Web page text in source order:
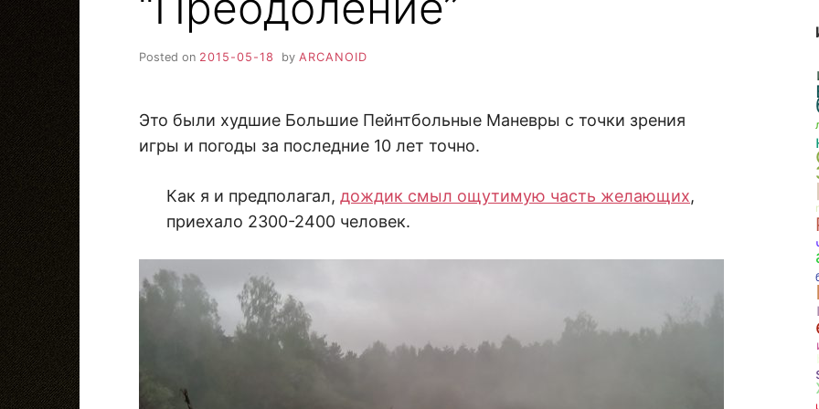
Posted on 2015-05-18 by ARCANOID
Это были худшие Большие Пейнтбольные Маневры с точки зрения
игры и погоды за последние 10 лет точно.
Как я и предполагал, дождик смыл ощутимую часть желающих,
приехало 2300-2400 человек.